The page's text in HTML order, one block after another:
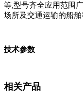
等,型号齐全应用范围
场所及交通运输的船舶
技术参数
相关产品